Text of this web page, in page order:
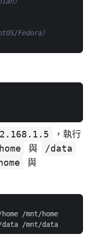
Fedora）
，執行
與
/data
與